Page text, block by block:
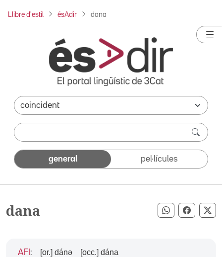
Llibre d'estil ésAdir dana
general pel·lícules
dana Compartir
AFI : [or.] dánə [occ.] dána